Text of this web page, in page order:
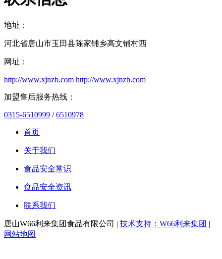
地址：
河北省唐山市玉田县陈家铺乡高文铺村西
网址：
http://www.xjnzb.com http://www.xjnzb.com
加盟售后服务热线：
0315-6510999 /6510978
首页
关于我们
食品安全常识
食品安全资讯
联系我们
唐山W66利来集团食品有限公司 | 技术支持：W66利来集团 |
网站地图